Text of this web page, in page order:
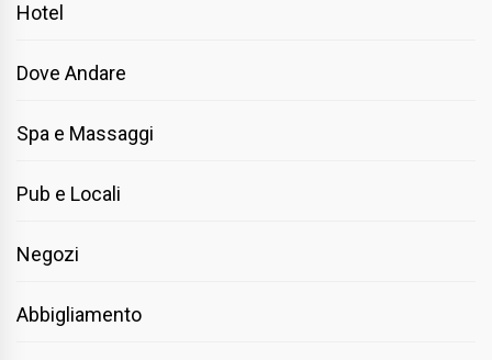
Hotel
Dove Andare
Spa e Massaggi
Pub e Locali
Negozi
Abbigliamento